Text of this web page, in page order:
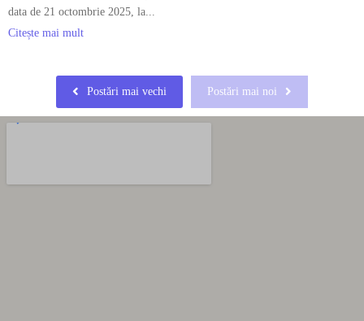
data de 21 octombrie 2025, la...
Citește mai mult
Postări mai vechi Postări mai noi